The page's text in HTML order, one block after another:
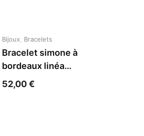
Bijoux Bracelets
Bracelet simone à
bordeaux linéa
moccha acier jaune
52,00€